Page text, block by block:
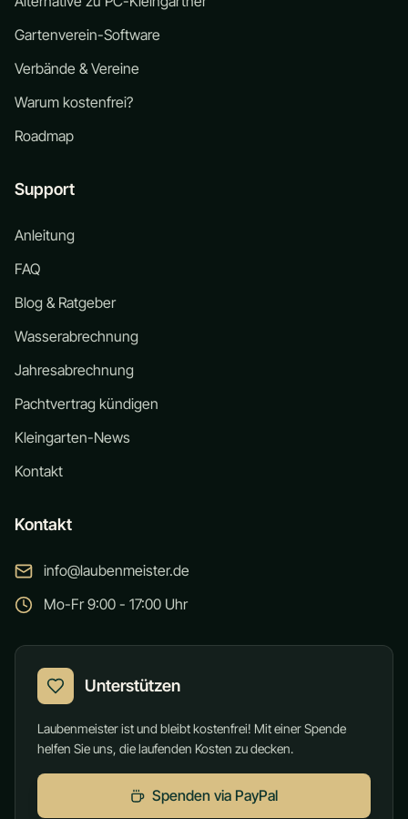
Gartenverein-Software
Verbände & Vereine
Warum kostenfrei?
Roadmap
Support
Anleitung
FAQ
Blog & Ratgeber
Wasserabrechnung
Jahresabrechnung
Pachtvertrag kündigen
Kleingarten-News
Kontakt
Kontakt
info@laubenmeister.de
Mo-Fr 9:00 - 17:00 Uhr
Unterstützen
Laubenmeister ist und bleibt kostenfrei! Mit einer Spende
helfen Sie uns, die laufenden Kosten zu decken.
Spenden via PayPal